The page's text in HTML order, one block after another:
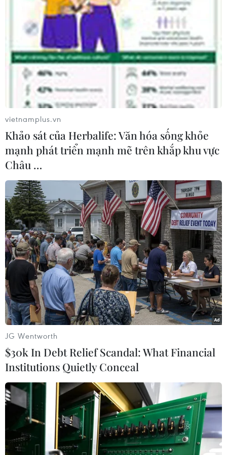
Hy Lạp dự định đề nghị gia hạn gói hỗ trợ
tài chính quốc tế
18/02/2015 02:33
Chính phủ Hy Lạp dự định đề nghị gia hạn gói hỗ trợ
tài chính mà bộ ba chủ nợ quốc tế cung cấp cho quốc
gia này từ năm 2010, đi kèm điều kiện áp dụng các
biện pháp kinh tế khắc khổ.
vietnamplus.vn
Khảo sát của Herbalife: Văn hóa sống khỏe
mạnh phát triển mạnh mẽ trên khắp khu vực
Châu …
JG Wentworth
$30k In Debt Relief Scandal: What Financial
Institutions Quietly Conceal